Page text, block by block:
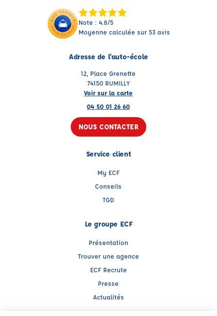
Note : 4.8/5
Moyenne calculée sur 53 avis
Adresse de l'auto-école
12, Place Grenette
74150 RUMILLY
Voir sur la carte
04 50 01 26 60
NOUS CONTACTER
Service client
My ECF
Conseils
TGD
Le groupe ECF
Présentation
Trouver une agence
ECF Recrute
Presse
Actualités